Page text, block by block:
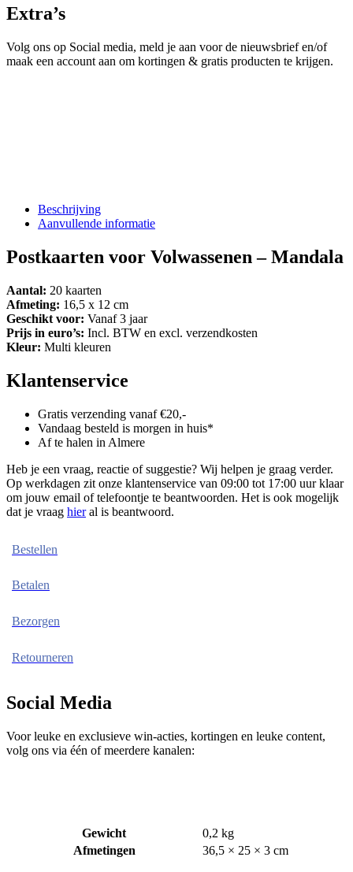
Extra’s
Volg ons op Social media, meld je aan voor de nieuwsbrief en/of
maak een account aan om kortingen & gratis producten te krijgen.
Beschrijving
Aanvullende informatie
Postkaarten voor Volwassenen – Mandala
Aantal: 20 kaarten
Afmeting: 16,5 x 12 cm
Geschikt voor: Vanaf 3 jaar
Prijs in euro’s: Incl. BTW en excl. verzendkosten
Kleur: Multi kleuren
Klantenservice
Gratis verzending vanaf €20,-
Vandaag besteld is morgen in huis*
Af te halen in Almere
Heb je een vraag, reactie of suggestie? Wij helpen je graag verder.
Op werkdagen zit onze klantenservice van 09:00 tot 17:00 uur klaar
om jouw email of telefoontje te beantwoorden. Het is ook mogelijk
dat je vraag hieral is beantwoord.
Bestellen
Betalen
Bezorgen
Retourneren
Social Media
Voor leuke en exclusieve win-acties, kortingen en leuke content,
volg ons via één of meerdere kanalen:
Gewicht
0,2 kg
Afmetingen
36,5 × 25 × 3 cm